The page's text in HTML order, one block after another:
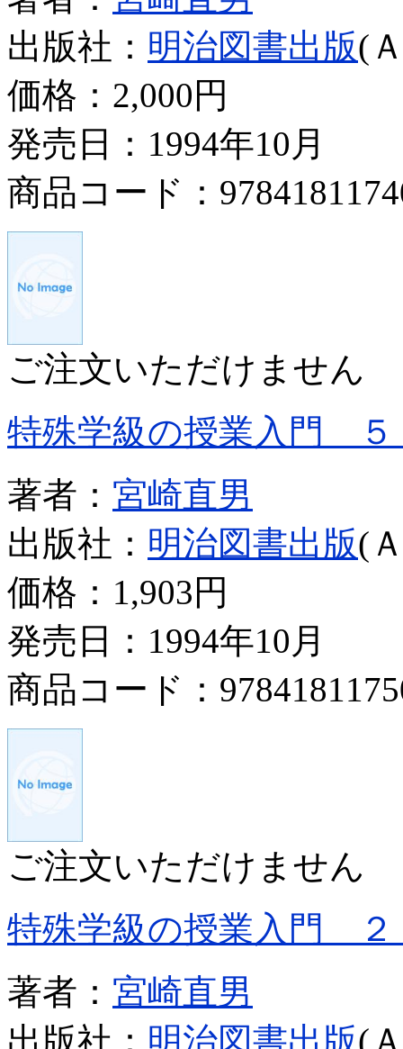
出版社： 明治図書出版(
価格： 2,000円
発売日：1994年10月
商品コード：
ご注文いただけません
特殊学級の授業入門
著者： 宮崎直男
出版社： 明治図書出版(
価格： 1,903円
発売日：1994年10月
商品コード：
ご注文いただけません
特殊学級の授業入門
著者： 宮崎直男
出版社： 明治図書出版(